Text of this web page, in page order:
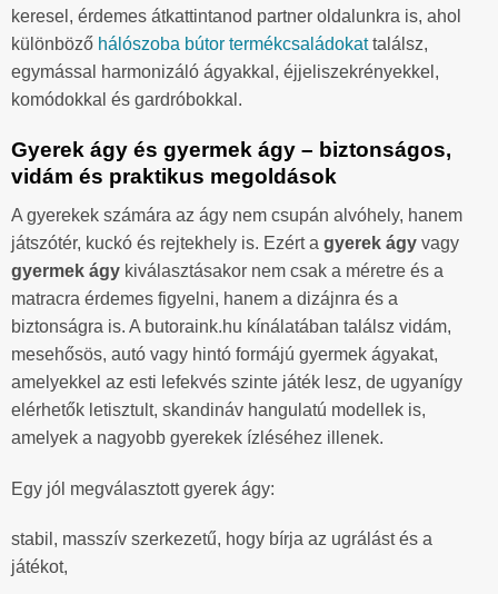
keresel, érdemes átkattintanod partner oldalunkra is, ahol
különböző hálószoba bútor termékcsaládokattalálsz,
egymással harmonizáló ágyakkal, éjjeliszekrényekkel,
komódokkal és gardróbokkal.
Gyerek ágy és gyermek ágy – biztonságos,
vidám és praktikus megoldások
A gyerekek számára az ágy nem csupán alvóhely, hanem
játszótér, kuckó és rejtekhely is. Ezért a gyerek ágy vagy
gyermek ágy kiválasztásakor nem csak a méretre és a
matracra érdemes figyelni, hanem a dizájnra és a
biztonságra is. A butoraink.hu kínálatában találsz vidám,
mesehősös, autó vagy hintó formájú gyermek ágyakat,
amelyekkel az esti lefekvés szinte játék lesz, de ugyanígy
elérhetők letisztult, skandináv hangulatú modellek is,
amelyek a nagyobb gyerekek ízléséhez illenek.
Egy jól megválasztott gyerek ágy:
stabil, masszív szerkezetű, hogy bírja az ugrálást és a
játékot,